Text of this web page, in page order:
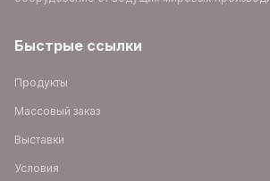
Быстрые ссылки
Продукты
Массовый заказ
Выставки
Условия